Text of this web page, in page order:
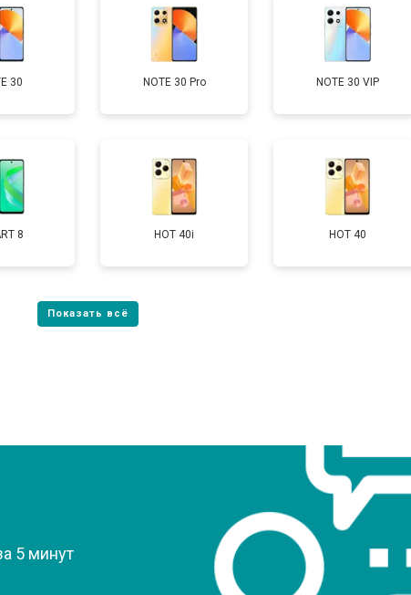
от 60 мин от 950 ₽
от 90 мин от 3200 ₽
30 NOTE 30 Pro NOTE 30 VIP
8 HOT 40i HOT 40
5 минут